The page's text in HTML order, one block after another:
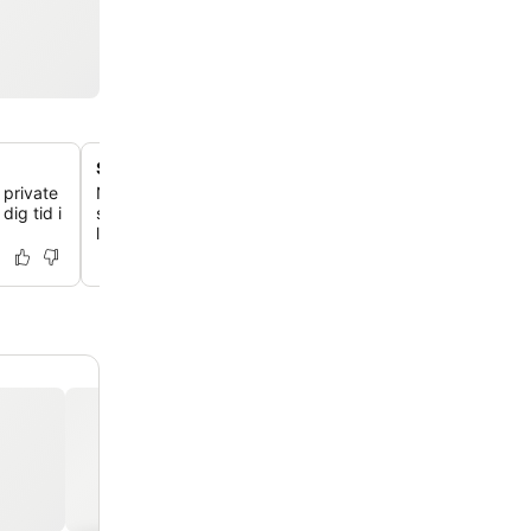
private
dig tid i
Signaturcocktails i Bricks Bar
Nyd ekspertblandede drinks ved den kobberbeklædte
sine livlige 'Evenings at Renaissance'-arrangementer
lounge i biblioteksstil.